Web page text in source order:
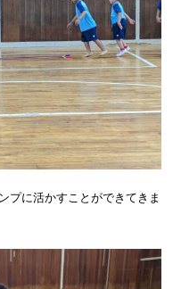
プに活かすことができてきま